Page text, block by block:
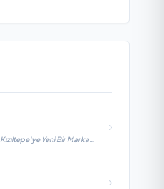
Yeni Bir Marka